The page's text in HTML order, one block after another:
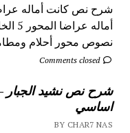
شرح نص كانت أماله
نصوص محور أحلام
Comments closed
شرح نص نشيد الجبار
اساسي
BY CHAR7 NAS